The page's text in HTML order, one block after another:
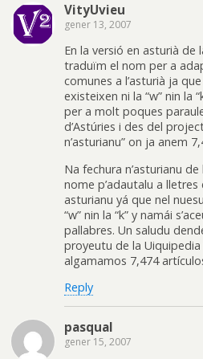
VityUvieu
gener 13, 2007
En la versió en asturià de
traduïm el nom per a
comunes a l’asturià ja
existeixen ni la “w” nin la
per a molt poques
d’Astúries i des del
n’asturianu” on ja anem
Na fechura n’asturianu
nome p’adautalu a
asturianu yá que nel
“w” nin la “k” y namái
pallabres. Un saludu
proyeutu de la Uiquipedia
algamamos 7,474
Reply
pasqual
gener 15, 2007